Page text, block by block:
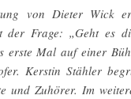
von Dieter Wick
der Frage: „Geht es
erste Mal auf einer
Kerstin Stähler
und Zuhörer. Im